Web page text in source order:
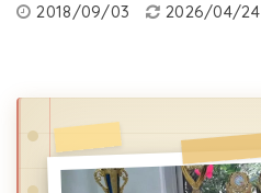
2018/09/03 2026/04/24